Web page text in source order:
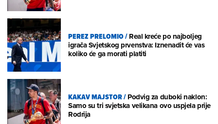
PEREZ PRELOMIO/Real kreće po najboljeg
igrača Svjetskog prvenstva: Iznenadit će vas
koliko će ga morati platiti
KAKAV MAJSTOR/Podvig za duboki naklon:
Samo su tri svjetska velikana ovo uspjela prije
Rodrija